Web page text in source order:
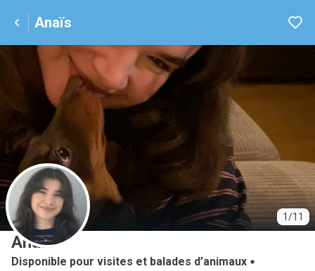
Anaïs
1/11
A
Anaïs
Disponible pour visites et balades d’animaux